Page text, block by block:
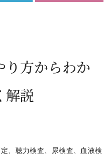
り方からわか
解説
、聴力検査、尿検査、血液検